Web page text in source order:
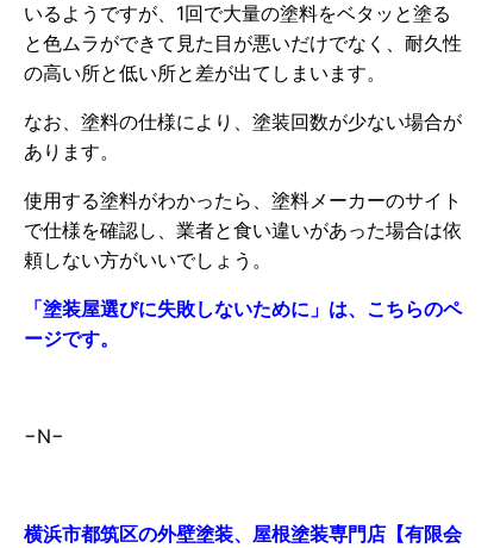
いるようですが、1回で大量の塗料をベタッと塗る
と色ムラができて見た目が悪いだけでなく、耐久性
の高い所と低い所と差が出てしまいます。
なお、塗料の仕様により、塗装回数が少ない場合が
あります。
使用する塗料がわかったら、塗料メーカーのサイト
で仕様を確認し、業者と食い違いがあった場合は依
頼しない方がいいでしょう。
「塗装屋選びに失敗しないために」は、こちらのペ
ージです。
−N−
横浜市都筑区の外壁塗装、屋根塗装専門店【有限会